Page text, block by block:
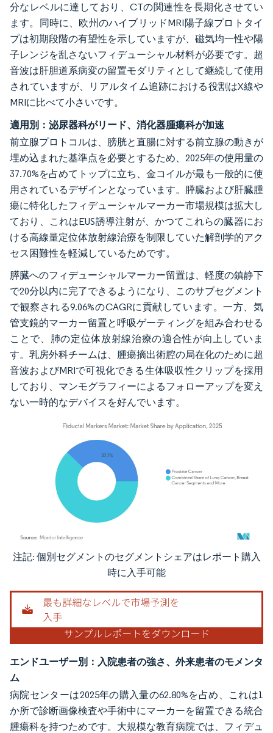
分なレベルに達しており、CTの関連性を長期化させてい
ます。同時に、欧州のハイブリッドMRI陽子線プロトタイ
プは初期段階の有望性を示していますが、磁気均一性や陽
子レンジを乱さないフィデューシャル材料が必要です。超
音波は肝胆道系病変の留置モダリティとして継続して使用
されていますが、リアルタイム追跡における役割はX線や
MRIに比べて小さいです。
適用別：泌尿器科がリード、消化器腫瘍科が加速
前立腺プロトコルは、膀胱と直腸に対する前立腺の動きが
埋め込まれた基準点を必要とするため、2025年の使用量の
37.70%を占めてトップに立ち、金コイルが最も一般的に使
用されているデザインとなっています。膵臓および肝臓腫
瘍に特化したフィデューシャルマーカー市場規模は拡大し
ており、これはEUS誘導注射が、かつてこれらの臓器にお
ける高線量定位体放射線治療を制限していた解剖学的アク
セス困難性を軽減しているためです。
膵臓へのフィデューシャルマーカー留置は、軽度の鎮静下
で20分以内に完了できるようになり、このサブセグメント
で観察される9.06%のCAGRに貢献しています。一方、気
管支鏡的マーカー留置と呼吸ゲーティングを組み合わせる
ことで、肺の定位体放射線治療の適合性が向上していま
す。乳房外科チームは、腫瘍摘出術腔の局在化のために超
音波およびMRIで可視化できる生体吸収性クリップを採用
しており、マンモグラフィーによるフォローアップを変え
ない一時的なデバイスを好んでいます。
画像 © Mordor Intelligence。再利用にはCC BY 4.0の表示が必要です。
注記: 個別セグメントのセグメントシェアはレポート購入
時に入手可能
エンドユーザー別：入院患者の強さ、外来患者のモメンタ
ム
病院センターは2025年の購入量の62.80%を占め、これは1
か所で診断画像検査や手術中にマーカーを留置できる統合
腫瘍科を持つためです。大規模な教育病院では、フィデュ